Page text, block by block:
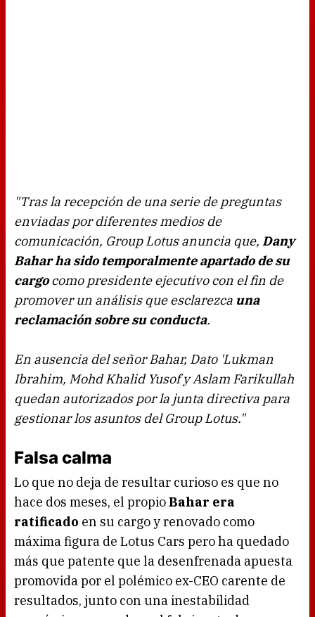
"Tras la recepción de una serie de preguntas
enviadas por diferentes medios de
comunicación, Group Lotus anuncia que, Dany
Bahar ha sido temporalmente apartado de su
cargocomo presidente ejecutivo con el fin de
promover un análisis que esclarezca una
reclamación sobre su conducta.
En ausencia del señor Bahar, Dato 'Lukman
Ibrahim, Mohd Khalid Yusof y Aslam Farikullah
quedan autorizados por la junta directiva para
gestionar los asuntos del Group Lotus."
Falsa calma
Lo que no deja de resultar curioso es que no
hace dos meses, el propioBahar era
ratificado en su cargo y renovado como
máxima figura de Lotus Cars pero ha quedado
más que patente que la desenfrenada apuesta
promovida por el polémico ex-CEO carente de
resultados, junto con una inestabilidad